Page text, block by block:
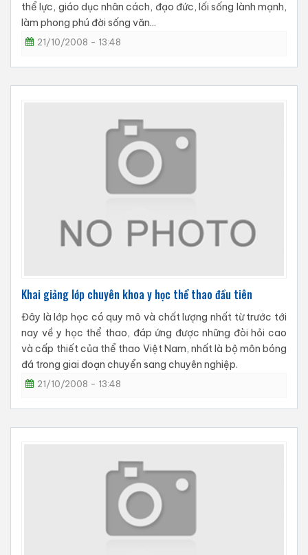
thể lực, giáo dục nhân cách, đạo đức, lối sống lành mạnh,
làm phong phú đời sống văn...
21/10/2008 - 13:48
Khai giảng lớp chuyên khoa y học thể thao đầu tiên
Đây là lớp học có quy mô và chất lượng nhất từ trước tới
nay về y học thể thao, đáp ứng được những đòi hỏi cao
và cấp thiết của thể thao Việt Nam, nhất là bộ môn bóng
đá trong giai đoạn chuyển sang chuyên nghiệp.
21/10/2008 - 13:48